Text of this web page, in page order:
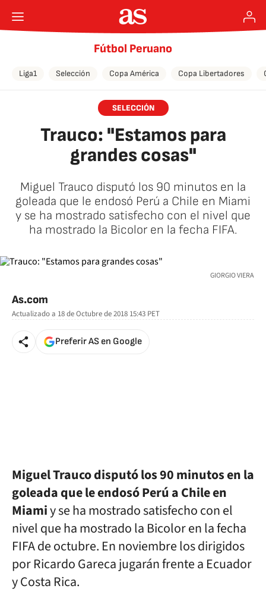
Fútbol Peruano
Liga1 Selección Copa América Copa Libertadores
SELECCIÓN
Trauco: "Estamos para
grandes cosas"
Miguel Trauco disputó los 90 minutos en la
goleada que le endosó Perú a Chile en Miami
y se ha mostrado satisfecho con el nivel que
ha mostrado la Bicolor en la fecha FIFA.
GIORGIO VIERA
As.com
Actualizado a 18 de Octubre de 2018 15:43 PET
Preferir AS en Google
Miguel Trauco disputó los 90 minutos en la
goleada que le endosó Perú a Chile en
Miamiy se ha mostrado satisfecho con el
nivel que ha mostrado la Bicolor en la fecha
FIFA de octubre. En noviembre los dirigidos
por Ricardo Gareca jugarán frente a Ecuador
y Costa Rica.